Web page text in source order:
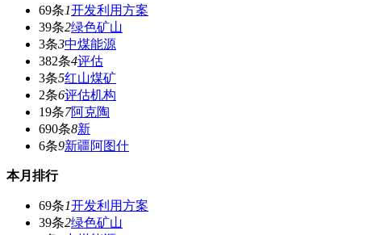
69条1开发利用方案
39条2绿色矿山
3条3中煤能源
382条4评估
3条5红山煤矿
2条6评估机构
19条7阿克陶
690条8新
6条9新疆阿图什
本月排行
69条1开发利用方案
39条2绿色矿山